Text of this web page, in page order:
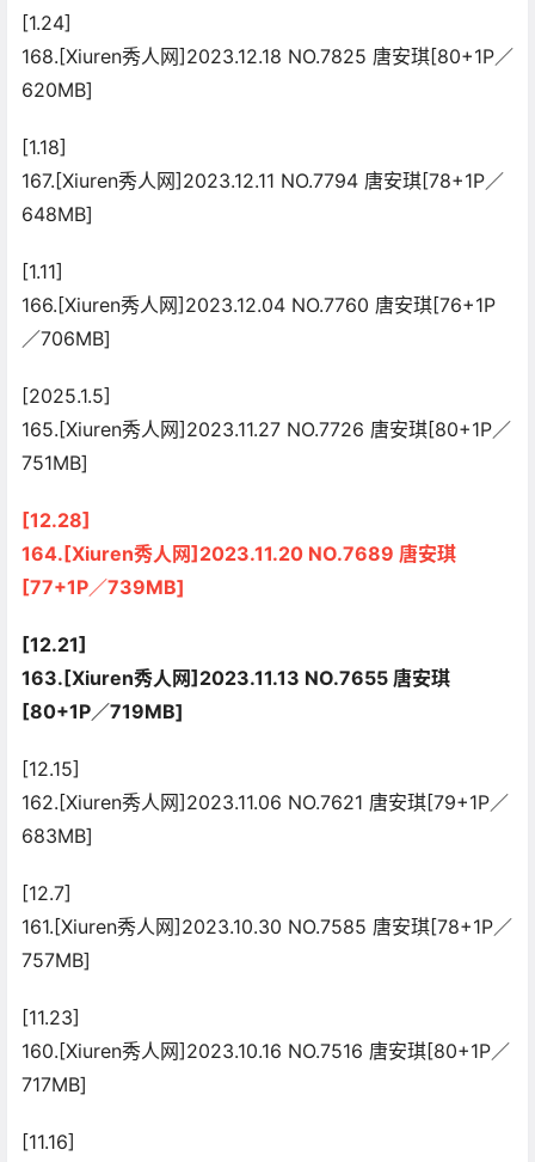
[1.24]
168.[Xiuren秀人网]2023.12.18 NO.7825 唐安琪[80+1P／
620MB]
[1.18]
167.[Xiuren秀人网]2023.12.11 NO.7794 唐安琪[78+1P／
648MB]
[1.11]
166.[Xiuren秀人网]2023.12.04 NO.7760 唐安琪[76+1P
／706MB]
[2025.1.5]
165.[Xiuren秀人网]2023.11.27 NO.7726 唐安琪[80+1P／
751MB]
[12.28]
164.[Xiuren秀人网]2023.11.20 NO.7689 唐安琪
[77+1P／739MB]
[12.21]
163.[Xiuren秀人网]2023.11.13 NO.7655 唐安琪
[80+1P／719MB]
[12.15]
162.[Xiuren秀人网]2023.11.06 NO.7621 唐安琪[79+1P／
683MB]
[12.7]
161.[Xiuren秀人网]2023.10.30 NO.7585 唐安琪[78+1P／
757MB]
[11.23]
160.[Xiuren秀人网]2023.10.16 NO.7516 唐安琪[80+1P／
717MB]
[11.16]